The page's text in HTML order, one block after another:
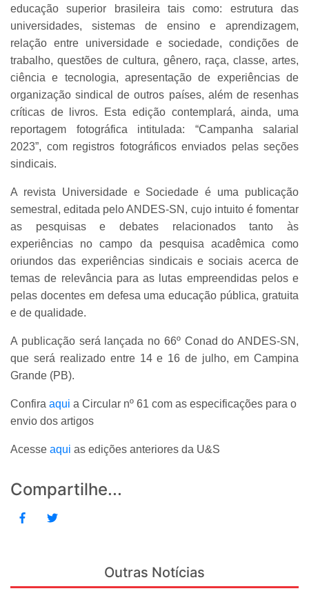
educação superior brasileira tais como: estrutura das
universidades, sistemas de ensino e aprendizagem,
relação entre universidade e sociedade, condições de
trabalho, questões de cultura, gênero, raça, classe, artes,
ciência e tecnologia, apresentação de experiências de
organização sindical de outros países, além de resenhas
críticas de livros. Esta edição contemplará, ainda, uma
reportagem fotográfica intitulada: “Campanha salarial
2023”, com registros fotográficos enviados pelas seções
sindicais.
A revista Universidade e Sociedade é uma publicação
semestral, editada pelo ANDES-SN, cujo intuito é fomentar
as pesquisas e debates relacionados tanto às
experiências no campo da pesquisa acadêmica como
oriundos das experiências sindicais e sociais acerca de
temas de relevância para as lutas empreendidas pelos e
pelas docentes em defesa uma educação pública, gratuita
e de qualidade.
A publicação será lançada no 66º Conad do ANDES-SN,
que será realizado entre 14 e 16 de julho, em Campina
Grande (PB).
Confira aqui a Circular nº 61 com as especificações para o
envio dos artigos
Acesse aqui as edições anteriores da U&S
Compartilhe...
Outras Notícias